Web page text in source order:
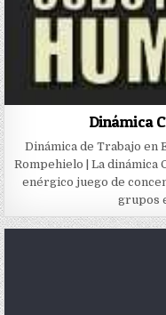
Dinámica
Dinámica de Trabajo en
Rompehielo | La dinámica
enérgico juego de
grupos